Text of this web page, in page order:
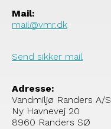
Mail:
mail@vmr.dk
Send sikker mail
Adresse:
Vandmiljø Randers A/S
Ny Havnevej 20
8960 Randers SØ